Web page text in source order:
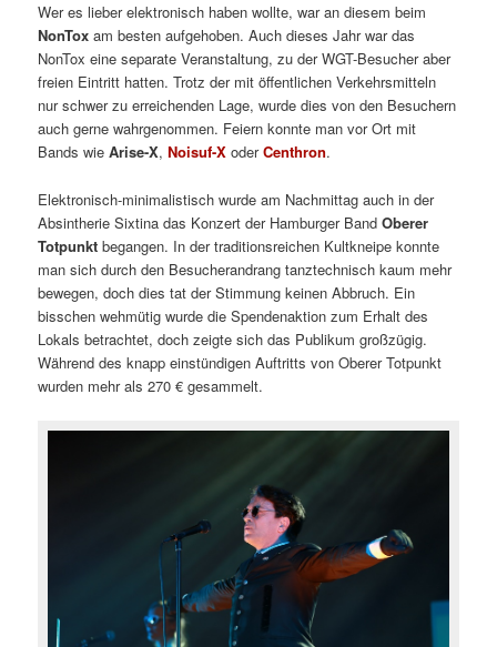
Wer es lieber elektronisch haben wollte, war an diesem beim
NonTox am besten aufgehoben. Auch dieses Jahr war das
NonTox eine separate Veranstaltung, zu der WGT-Besucher aber
freien Eintritt hatten. Trotz der mit öffentlichen Verkehrsmitteln
nur schwer zu erreichenden Lage, wurde dies von den Besuchern
auch gerne wahrgenommen. Feiern konnte man vor Ort mit
Bands wieArise-X,Noisuf-X oderCenthron.
Elektronisch-minimalistisch wurde am Nachmittag auch in der
Absintherie Sixtina das Konzert der Hamburger BandOberer
Totpunkt begangen. In der traditionsreichen Kultkneipe konnte
man sich durch den Besucherandrang tanztechnisch kaum mehr
bewegen, doch dies tat der Stimmung keinen Abbruch. Ein
bisschen wehmütig wurde die Spendenaktion zum Erhalt des
Lokals betrachtet, doch zeigte sich das Publikum großzügig.
Während des knapp einstündigen Auftritts von Oberer Totpunkt
wurden mehr als 270 € gesammelt.